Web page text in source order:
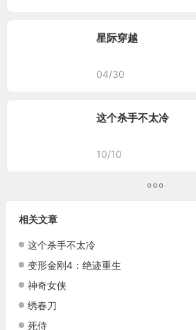
星际穿越
04/30
这个杀手不太冷
10/10
相关文章
这个杀手不太冷
变形金刚4：绝迹重生
神奇女侠
绣春刀
死侍